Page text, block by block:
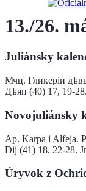
13./26.
Juliánsky
Мчц. ​Гликеріи​
Дѣян (40) 17, 19-
Novojuliánsky
Ap. Karpa i Alfeja.
Dij (41) 18, 22-28.
Úryvok z